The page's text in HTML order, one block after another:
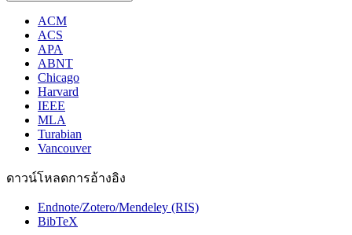
ACM
ACS
APA
ABNT
Chicago
Harvard
IEEE
MLA
Turabian
Vancouver
ดาวน์โหลดการอ้างอิง
Endnote/Zotero/Mendeley (RIS)
BibTeX